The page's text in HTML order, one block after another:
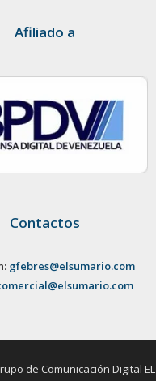
Afiliado a
Contactos
gfebres@elsumario.com
Comunicación Digital EL